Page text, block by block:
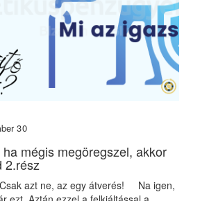
30
mégis megöregszel, akkor
2.rész
azt ne, az egy átverés! Na igen,